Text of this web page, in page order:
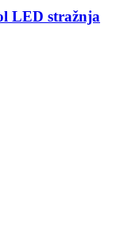
LED stražnja